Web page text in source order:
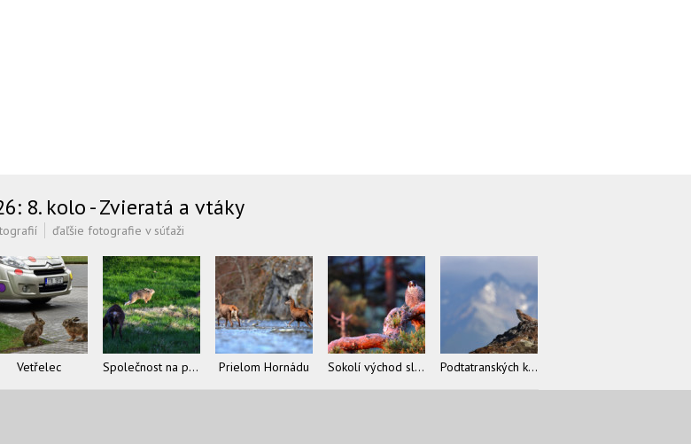
8. kolo - Zvieratá a vtáky
ďaľšie fotografie v súťaži
Vetřelec Společnost na pastvě Prielom Hornádu Sokolí východ slnka Podtatranských krutohlav